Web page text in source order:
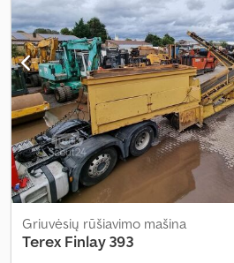
Griuvėsių rūšiavimo mašina
Terex Finlay 393